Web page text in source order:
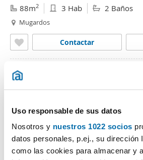
Uso responsable de sus datos
Nosotros y nuestros 1022 socios
datos personales, p.ej., su dirección
como las cookies para almacenar y
88m2 3 Hab 2 Baños
Mugardos
Contactar